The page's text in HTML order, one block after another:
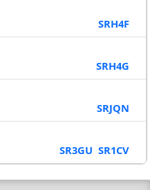
SRH4F
SRH4G
SRJQN
SR3GU SR1CV